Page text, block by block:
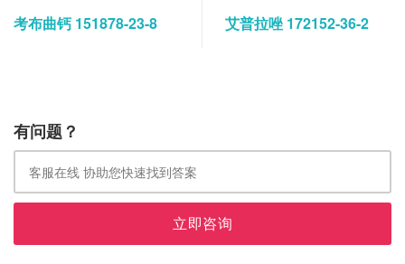
考布曲钙 151878-23-8 艾普拉唑 172152-36-2
有问题？
立即咨询